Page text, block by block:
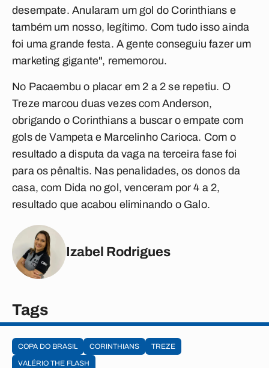
desempate. Anularam um gol do Corinthians e
também um nosso, legítimo. Com tudo isso ainda
foi uma grande festa. A gente conseguiu fazer um
marketing gigante", rememorou.
No Pacaembu o placar em 2 a 2 se repetiu. O
Treze marcou duas vezes com Anderson,
obrigando o Corinthians a buscar o empate com
gols de Vampeta e Marcelinho Carioca. Com o
resultado a disputa da vaga na terceira fase foi
para os pênaltis. Nas penalidades, os donos da
casa, com Dida no gol, venceram por 4 a 2,
resultado que acabou eliminando o Galo.
Izabel Rodrigues
Tags
COPA DO BRASIL CORINTHIANS
TREZE
VALÉRIO THE FLASH